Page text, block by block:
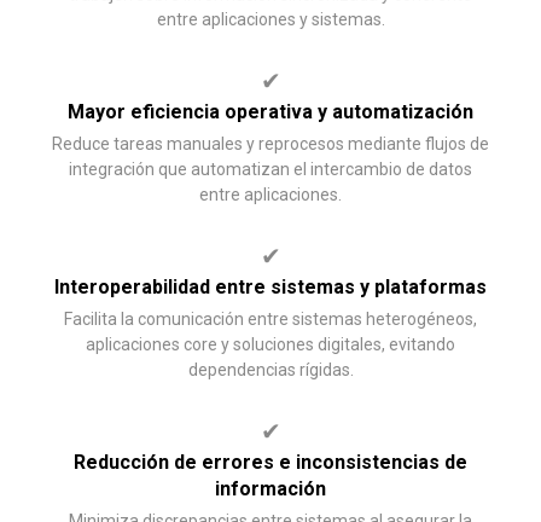
entre aplicaciones y sistemas.
✔
Mayor eficiencia operativa y automatización
Reduce tareas manuales y reprocesos mediante flujos de
integración que automatizan el intercambio de datos
entre aplicaciones.
✔
Interoperabilidad entre sistemas y plataformas
Facilita la comunicación entre sistemas heterogéneos,
aplicaciones core y soluciones digitales, evitando
dependencias rígidas.
✔
Reducción de errores e inconsistencias de
información